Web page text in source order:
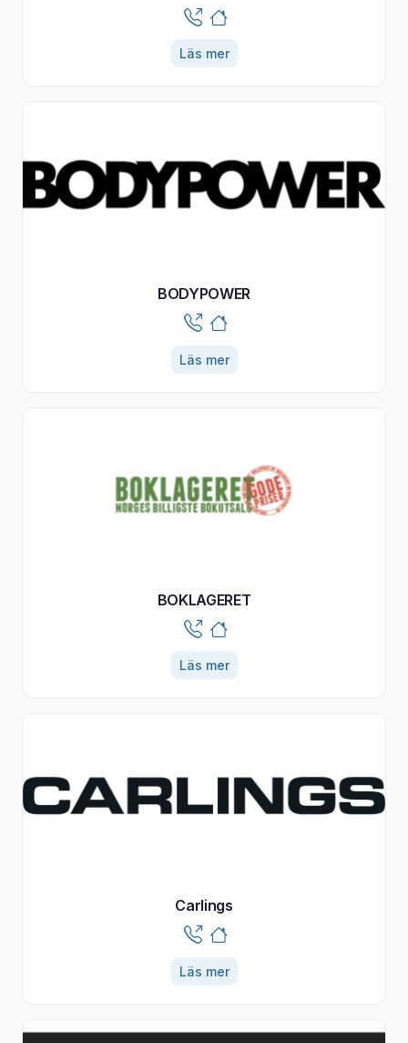
Läs mer
BODYPOWER
Läs mer
BOKLAGERET
Läs mer
Carlings
Läs mer